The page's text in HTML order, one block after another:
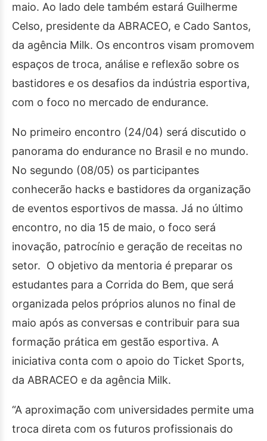
maio. Ao lado dele também estará Guilherme
Celso, presidente da ABRACEO, e Cado Santos,
da agência Milk. Os encontros visam promovem
espaços de troca, análise e reflexão sobre os
bastidores e os desafios da indústria esportiva,
com o foco no mercado de endurance.
No primeiro encontro (24/04) será discutido o
panorama do endurance no Brasil e no mundo.
No segundo (08/05) os participantes
conhecerão hacks e bastidores da organização
de eventos esportivos de massa. Já no último
encontro, no dia 15 de maio, o foco será
inovação, patrocínio e geração de receitas no
setor. O objetivo da mentoria é preparar os
estudantes para a Corrida do Bem, que será
organizada pelos próprios alunos no final de
maio após as conversas e contribuir para sua
formação prática em gestão esportiva. A
iniciativa conta com o apoio do Ticket Sports,
da ABRACEO e da agência Milk.
“A aproximação com universidades permite uma
troca direta com os futuros profissionais do